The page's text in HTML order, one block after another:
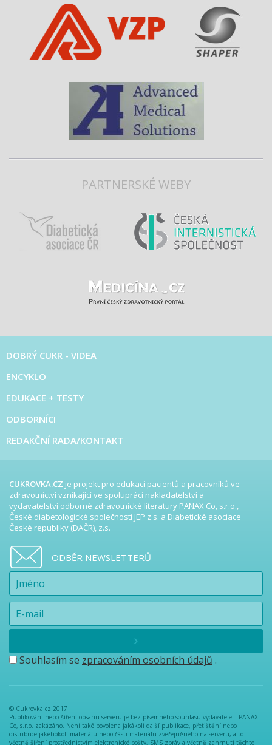
PARTNERSKÉ WEBY
DOBRÝ CUKR - VIDEA
ENCYKLO
EDUKACE + TESTY
ODBORNÍCI
REDAKČNÍ RADA/KONTAKT
CUKROVKA.CZ je projekt pro edukaci pacientů a pracovníků ve
zdravotnictví vznikající ve spolupráci nakladatelství a
vydavatelství odborné zdravotnické literatury PANAX Co, s.r.o.,
České diabetologické společnosti JEP z.s. a Diabetické asociace
České republiky (DAČR), z.s.
ODBĚR NEWSLETTERŮ
Souhlasím se zpracováním osobních údajů .
© Cukrovka.cz 2017
Publikování nebo šíření obsahu serveru je bez písemného souhlasu vydavatele – PANAX
Co, s.r.o. zakázáno. Není také povolena jakákoli další publikace, přetištění nebo
distribuce jakéhokoli materiálu nebo části materiálu zveřejněného na serveru, a to
včetně šíření prostřednictvím elektronické pošty, SMS zpráv a včetně zahrnutí těchto